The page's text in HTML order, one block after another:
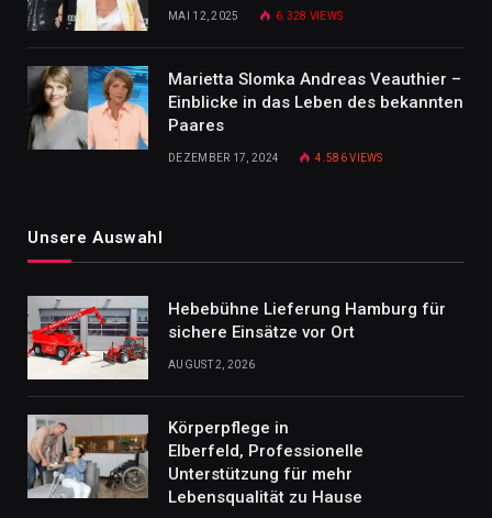
MAI 12, 2025 6.328 VIEWS
Marietta Slomka Andreas Veauthier –
Einblicke in das Leben des bekannten
Paares
DEZEMBER 17, 2024 4.586VIEWS
Unsere Auswahl
Hebebühne Lieferung Hamburg für
sichere Einsätze vor Ort
AUGUST 2, 2026
Körperpflege in
Elberfeld, Professionelle
Unterstützung für mehr
Lebensqualität zu Hause